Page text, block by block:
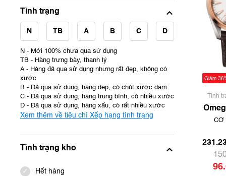
Tình trạng
N TB A B C D
N - Mới 100% chưa qua sử dụng
TB - Hàng trưng bày, thanh lý
A - Hàng đã qua sử dụng nhưng rất đẹp, không có
xước
B - Đã qua sử dụng, hàng đẹp, có chút xước dăm
C - Đã qua sử dụng, hàng trung bình, có nhiều xước
D - Đã qua sử dụng, hàng xấu, có rất nhiều xước
Xem thêm về tiêu chí Xếp hạng tình trạng
Tình trạng kho
Hết hàng
Giảm
Tình
qua sử
đẹp,
|
CƠ